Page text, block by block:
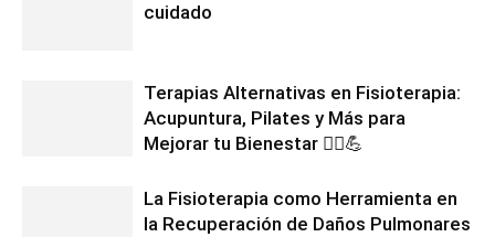
cuidado
Terapias Alternativas en Fisioterapia:
Acupuntura, Pilates y Más para
Mejorar tu Bienestar 💆‍♂️💪
La Fisioterapia como Herramienta en
la Recuperación de Daños Pulmonares